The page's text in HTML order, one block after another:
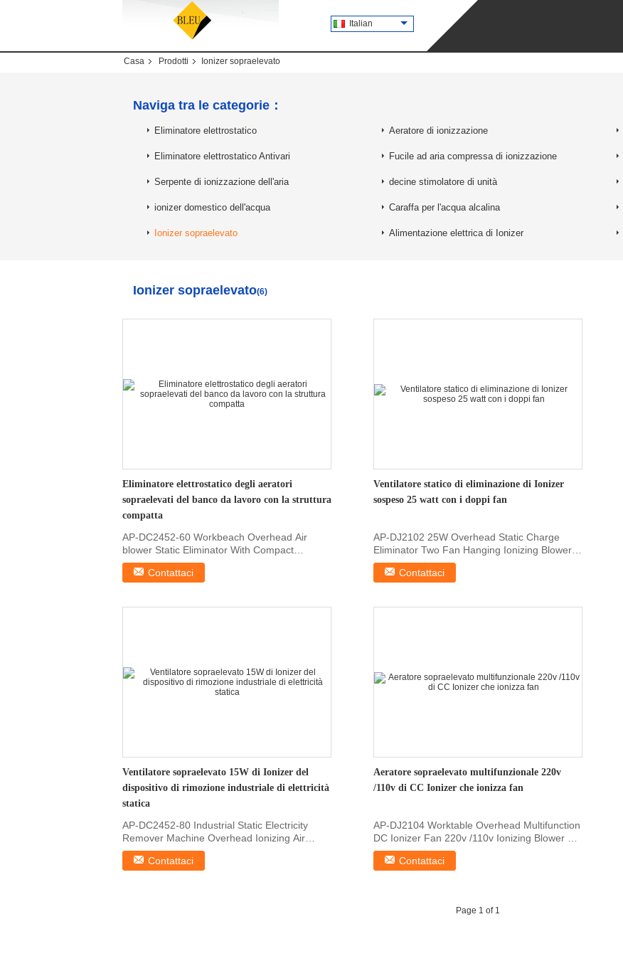
Italian
Casa Prodotti Ionizer sopraelevato
Naviga tra le categorie：
Eliminatore elettrostatico Aeratore di ionizzazione
Eliminatore elettrostatico Antivari Fucile ad aria compressa di ionizzazione
Serpente di ionizzazione dell'aria decine stimolatore di unità
ionizer domestico dell'acqua Caraffa per l'acqua alcalina
Ionizer sopraelevato Alimentazione elettrica di Ionizer
Ionizer sopraelevato(6)
Eliminatore elettrostatico degli aeratori
sopraelevati del banco da lavoro con la struttura
compatta
AP-DC2452-60 Workbeach Overhead Air
blower Static Eliminator With Compact
Structure 1, Features Fit ...
Contattaci
Ventilatore statico di eliminazione di Ionizer
sospeso 25 watt con i doppi fan
AP-DJ2102 25W Overhead Static Charge
Eliminator Two Fan Hanging Ionizing Blower
1, Features AP...
Contattaci
Ventilatore sopraelevato 15W di Ionizer del
dispositivo di rimozione industriale di elettricità
statica
AP-DC2452-80 Industrial Static Electricity
Remover Machine Overhead Ionizing Air
Blower 1, Features ...
Contattaci
Aeratore sopraelevato multifunzionale 220v
/110v di CC Ionizer che ionizza fan
AP-DJ2104 Worktable Overhead Multifunction
DC Ionizer Fan 220v /110v Ionizing Blower 1,
Features 1...
Contattaci
Page 1 of 1